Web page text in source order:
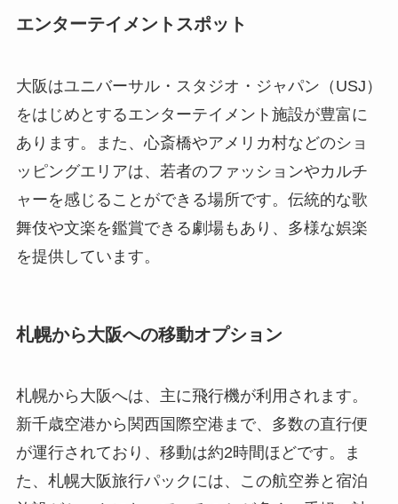
エンターテイメントスポット
大阪はユニバーサル・スタジオ・ジャパン（USJ）
をはじめとするエンターテイメント施設が豊富に
あります。また、心斎橋やアメリカ村などのショ
ッピングエリアは、若者のファッションやカルチ
ャーを感じることができる場所です。伝統的な歌
舞伎や文楽を鑑賞できる劇場もあり、多様な娯楽
を提供しています。
札幌から大阪への移動オプション
札幌から大阪へは、主に飛行機が利用されます。
新千歳空港から関西国際空港まで、多数の直行便
が運行されており、移動は約2時間ほどです。ま
た、札幌大阪旅行パックには、この航空券と宿泊